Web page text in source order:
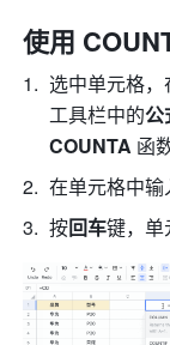
使用
选中单元格
工具栏中的公
COUNTA 函
在单元格中
按回车键，单